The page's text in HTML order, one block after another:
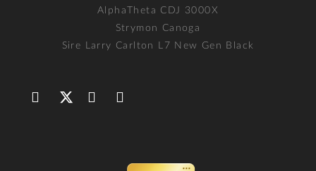
AlphaTheta CDJ 3000X
Strymon Canoga
Sire Larry Carlton L7 New Gen Black